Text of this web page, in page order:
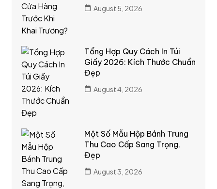
August 5, 2026
Tổng Hợp Quy Cách In Túi
Giấy 2026: Kích Thước Chuẩn
Đẹp
August 4, 2026
Một Số Mẫu Hộp Bánh Trung
Thu Cao Cấp Sang Trọng,
Đẹp
August 3, 2026